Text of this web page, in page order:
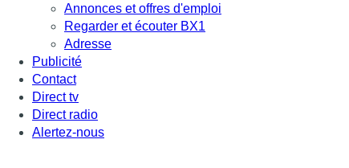
Annonces et offres d'emploi
Regarder et écouter BX1
Adresse
Publicité
Contact
Direct tv
Direct radio
Alertez-nous